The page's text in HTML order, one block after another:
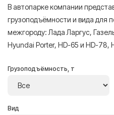
В автопарке компании
грузоподъёмности и вида для
межгороду: Лада Ларгус,
Hyundai Porter, HD-65 и HD-78,
Грузоподъёмность, т
Вид